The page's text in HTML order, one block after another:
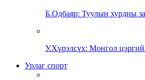
Б.Одбаяр: Туулын хурдны
У.Хүрэлсүх: Монгол
Урлаг спорт